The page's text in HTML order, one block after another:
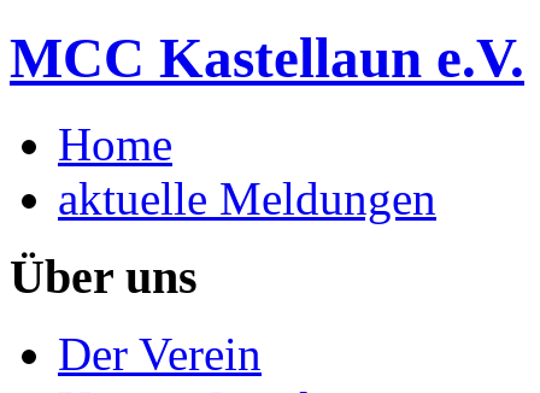
MCC Kastellaun e.V.
Home
aktuelle Meldungen
Über uns
Der Verein